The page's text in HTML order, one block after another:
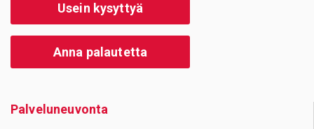
Usein kysyttyä
Anna palautetta
Palve­lu­neu­vonta